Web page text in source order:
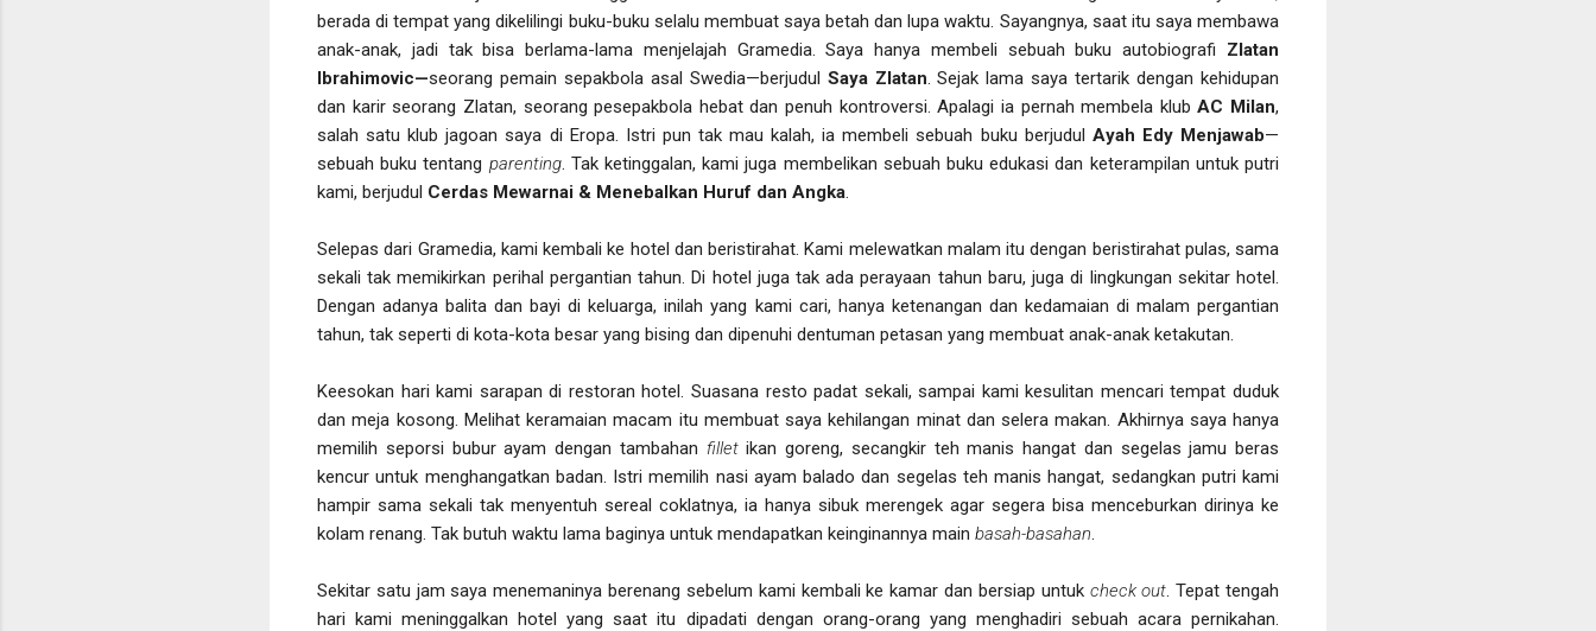
berada di tempat yang dikelilingi buku-buku selalu membuat saya betah dan lupa waktu. Sayangnya, saat itu saya membawa
anak-anak, jadi tak bisa berlama-lama menjelajah Gramedia. Saya hanya membeli sebuah buku autobiografi Zlatan
Ibrahimovic—seorang pemain sepakbola asal Swedia—berjudul Saya Zlatan . Sejak lama saya tertarik dengan kehidupan
dan karir seorang Zlatan, seorang pesepakbola hebat dan penuh kontroversi. Apalagi ia pernah membela klubAC Milan,
salah satu klub jagoan saya di Eropa. Istri pun tak mau kalah, ia membeli sebuah buku berjudul Ayah Edy Menjawab—
sebuah buku tentang parenting. Tak ketinggalan, kami juga membelikan sebuah buku edukasi dan keterampilan untuk putri
kami, berjudul Cerdas Mewarnai & Menebalkan Huruf dan Angka
Selepas dari Gramedia, kami kembali ke hotel dan beristirahat. Kami melewatkan malam itu dengan beristirahat pulas, sama
sekali tak memikirkan perihal pergantian tahun. Di hotel juga tak ada perayaan tahun baru, juga di lingkungan sekitar hotel.
Dengan adanya balita dan bayi di keluarga, inilah yang kami cari, hanya ketenangan dan kedamaian di malam pergantian
tahun, tak seperti di kota-kota besar yang bising dan dipenuhi dentuman petasan yang membuat anak-anak ketakutan.
Keesokan hari kami sarapan di restoran hotel. Suasana resto padat sekali, sampai kami kesulitan mencari tempat duduk
dan meja kosong. Melihat keramaian macam itu membuat saya kehilangan minat dan selera makan. Akhirnya saya hanya
memilih seporsi bubur ayam dengan tambahan filletikan goreng, secangkir teh manis hangat dan segelas jamu beras
kencur untuk menghangatkan badan. Istri memilih nasi ayam balado dan segelas teh manis hangat, sedangkan putri kami
hampir sama sekali tak menyentuh sereal coklatnya, ia hanya sibuk merengek agar segera bisa menceburkan dirinya ke
kolam renang. Tak butuh waktu lama baginya untuk mendapatkan keinginannya main basah-basahan
Sekitar satu jam saya menemaninya berenang sebelum kami kembali ke kamar dan bersiap untuk check out . Tepat tengah
hari kami meninggalkan hotel yang saat itu dipadati dengan orang-orang yang menghadiri sebuah acara pernikahan.